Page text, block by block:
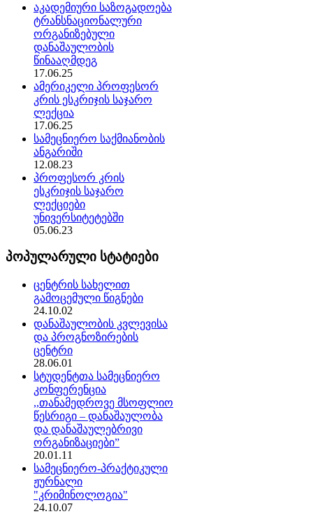
აკადემიური საზოგადოება
ტრანსნაციონალური
ორგანიზებული
დანაშაულობის
წინააღმდეგ
17.06.25
ამერიკელი პროფესორ
კრის ესკრიჯის საჯარო
ლექცია
17.06.25
სამეცნიერო საქმიანობის
ანგარიში
12.08.23
პროფესორ კრის
ესკრიჯის საჯარო
ლექციები
უნივერსიტეტებში
05.06.23
პოპულარული სტატიები
ცენტრის სახელით
გამოცემული წიგნები
24.10.02
დანაშაულობის კვლევისა
და პროგნოზირების
ცენტრი
28.06.01
სტუდენტთა სამეცნიერო
კონფერენცია
,,თანამედროვე მსოფლიო
წესრიგი – დანაშაულობა
და დანაშაულებრივი
ორგანიზაციები”
20.01.11
სამეცნიერო-პრაქტიკული
ჟურნალი
"კრიმინოლოგია"
24.10.07